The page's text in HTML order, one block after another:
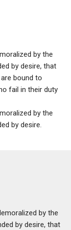
by the
by desire, that
bound to
fail in their duty
by the
by desire.
by the
by desire, that